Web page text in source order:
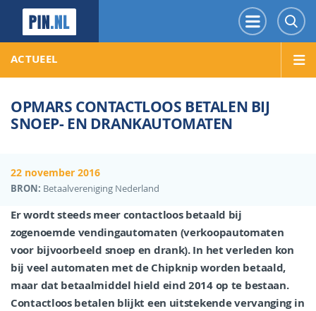
Menu
ACTUEEL
OPMARS CONTACTLOOS BETALEN BIJ
SNOEP- EN DRANKAUTOMATEN
22 november 2016
BRON: Betaalvereniging Nederland
Er wordt steeds meer contactloos betaald bij
zogenoemde vendingautomaten (verkoopautomaten
voor bijvoorbeeld snoep en drank). In het verleden kon
bij veel automaten met de Chipknip worden betaald,
maar dat betaalmiddel hield eind 2014 op te bestaan.
Contactloos betalen blijkt een uitstekende vervanging in